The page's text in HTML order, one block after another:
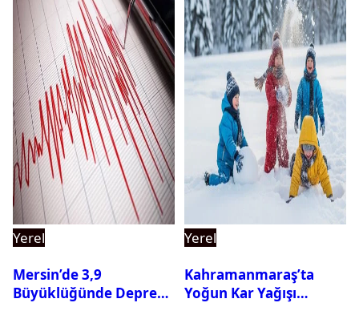
Yerel
Mersin’de 3,9
Büyüklüğünde Deprem
Yerel
Kahramanmaraş’ta
Yoğun Kar Yağışı